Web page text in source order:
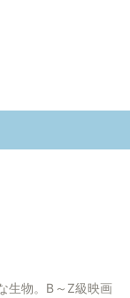
生物。B～Z級映画